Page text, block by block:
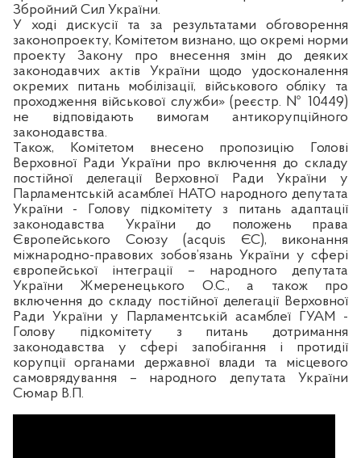
Збройний Сил України.
У ході дискусії та за результатами обговорення
законопроекту, Комітетом визнано, що окремі норми
проекту Закону про внесення змін до деяких
законодавчих актів України щодо удосконалення
окремих питань мобілізації, військового обліку та
проходження військової служби» (реєстр. № 10449)
не відповідають вимогам антикорупційного
законодавства.
Також, Комітетом внесено пропозицію Голові
Верховної Ради України про включення до складу
постійної делегації Верховної Ради України у
Парламентській асамблеї НАТО народного депутата
України - Голову підкомітету з питань адаптації
законодавства України до положень права
Європейського Союзу (acquis ЄС), виконання
міжнародно-правових зобов’язань України у сфері
європейської інтеграції – народного депутата
України Жмеренецького О.С., а також про
включення до складу постійної делегації Верховної
Ради України у Парламентській асамблеї ГУАМ -
Голову підкомітету з питань дотримання
законодавства у сфері запобігання і протидії
корупції органами державної влади та місцевого
самоврядування – народного депутата України
Сюмар В.П.